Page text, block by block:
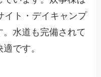
イト・デイキャンプ
水道も完備されて
です。